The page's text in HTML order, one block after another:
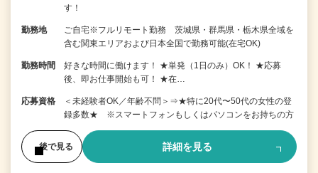
す！
勤務地
ご自宅※フルリモート勤務 茨城県・群馬県・栃木県全域を
含む関東エリアおよび日本全国で勤務可能(在宅OK)
勤務時間
好きな時間に働けます！ ★単発（1日のみ）OK！ ★応募
後、即お仕事開始も可！ ★在…
応募資格
＜未経験者OK／年齢不問＞⇒★特に20代〜50代の女性の登
録多数★ ※スマートフォンもしくはパソコンをお持ちの方
後で見る 詳細を見る